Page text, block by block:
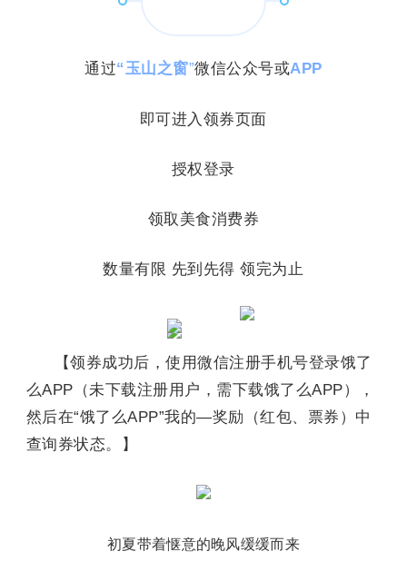
通过“玉山之窗”微信公众号或APP
即可进入领券页面
授权登录
领取美食消费券
数量有限 先到先得 领完为止
【领券成功后，使用微信注册手机号登录饿了
么APP（未下载注册用户，需下载饿了么APP），
然后在“饿了么APP”我的—奖励（红包、票券）中
查询券状态。】
初夏带着惬意的晚风缓缓而来